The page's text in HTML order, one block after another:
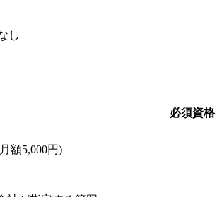
し
額5,000円)
必須資格